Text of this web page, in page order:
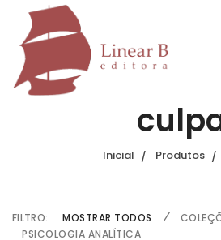
Inicial Produtos
FILTRO: MOSTRAR TODOS
PSICOLOGIA ANALÍTICA